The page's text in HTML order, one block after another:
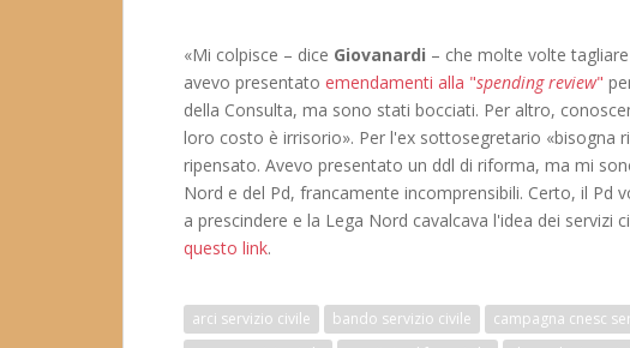
«Mi colpisce – dice Giovanardi – che molte volte
avevo presentato emendamenti alla "spending review"
della Consulta, ma sono stati bocciati. Per altro,
loro costo è irrisorio». Per l'ex sottosegretario «bisogna
ripensato. Avevo presentato un ddl di riforma, ma mi
Nord e del Pd, francamente incomprensibili. Certo, il Pd
a prescindere e la Lega Nord cavalcava l'idea dei servizi
questo link.
arci servizio civile bando servizio civile campagna cnesc